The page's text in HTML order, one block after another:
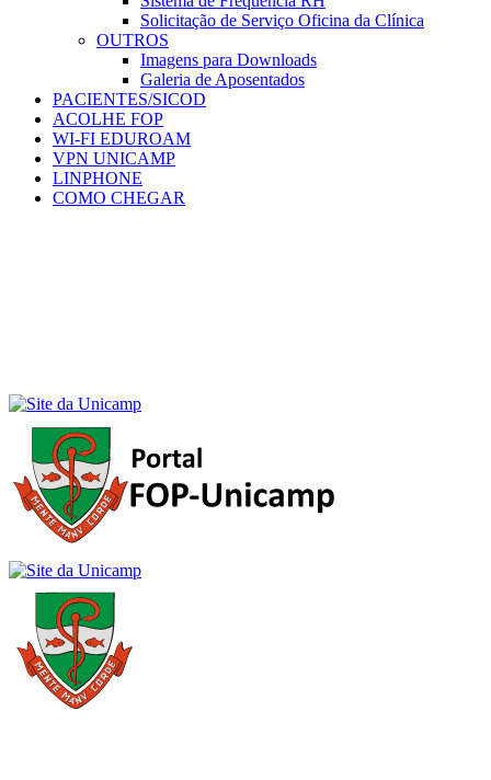
Solicitação de Serviço Oficina da Clínica
OUTROS
Imagens para Downloads
Galeria de Aposentados
PACIENTES/SICOD
ACOLHE FOP
WI-FI EDUROAM
VPN UNICAMP
LINPHONE
COMO CHEGAR